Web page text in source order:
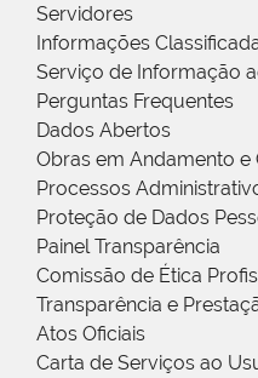
Servidores
Informações
Serviço de Informação
Perguntas Frequentes
Dados Abertos
Obras em Andamento e
Processos
Proteção de Dados
Painel Transparência
Comissão de Ética
Transparência e
Atos Oficiais
Carta de Serviços ao